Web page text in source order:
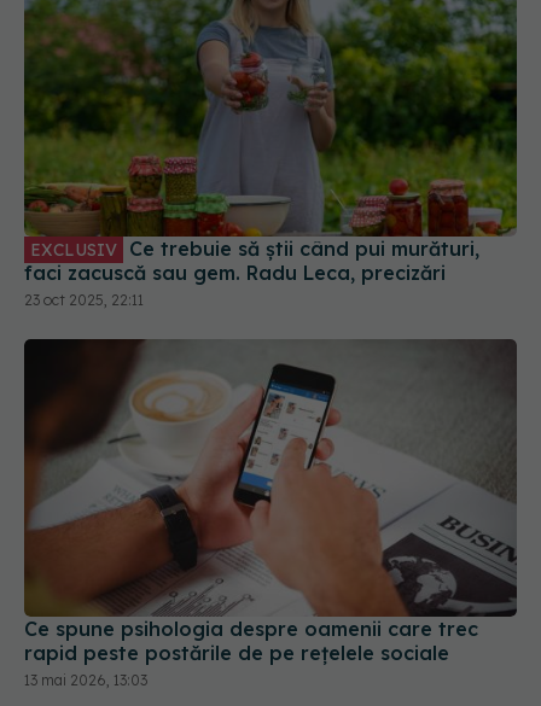
EXCLUSIV
faci zacuscă sau gem. Radu Leca, precizări
23 oct 2025, 22:11
Ce spune psihologia despre oamenii care trec
rapid peste postările de pe rețelele sociale
13 mai 2026, 13:03